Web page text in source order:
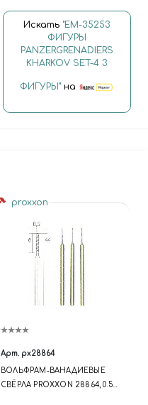
Искать "EM-35253
ФИГУРЫ
PANZERGRENADIERS
KHARKOV SET-4 3
ФИГУРЫ"на
proxxon
Арт. px28864
ВОЛЬФРАМ-ВАНАДИЕВЫЕ
СВЁРЛА PROXXON 28864, 0.5